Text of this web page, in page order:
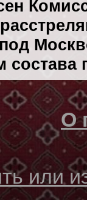
О
или